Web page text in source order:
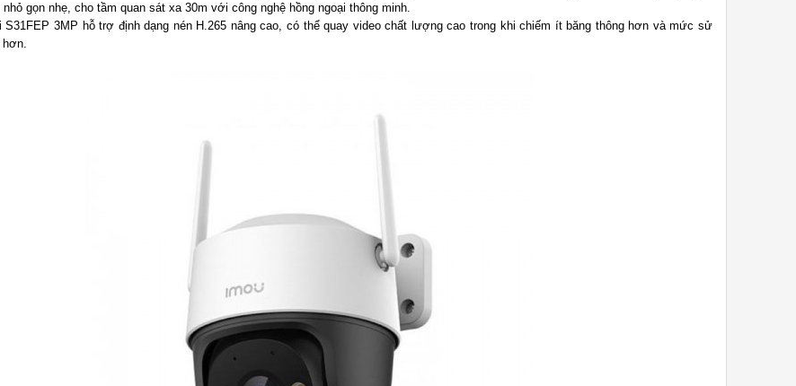
gọn nhẹ, cho tầm quan sát xa 30m với công nghệ hồng ngoại thông minh.
S31FEP 3MP hỗ trợ định dạng nén H.265 nâng cao, có thể quay video chất lượng cao trong khi chiếm ít băng thông hơn và mức sử
hơn.